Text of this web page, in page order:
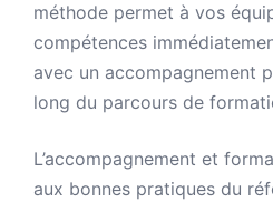
méthode permet à vos
compétences
avec un accompagnement
long du parcours de
L’accompagnement et
aux bonnes pratiques du